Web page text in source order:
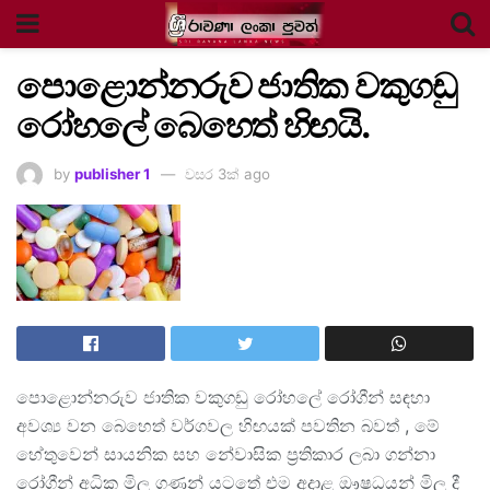
පොළොන්නරුව ජාතික වකුගඩු
රෝහලේ බෙහෙත් හිඟයි.
by publisher 1 වසර 3ක් ago
පොළොන්නරුව ජාතික වකුගඩු රෝහලේ රෝගීන් සඳහා
අවශ්‍ය වන බෙහෙත් වර්ගවල හිඟයක් පවතින බවත් , මේ
හේතුවෙන් සායනික සහ නේවාසික ප්‍රතිකාර ලබා ගන්නා
රෝගීන් අධික මිල ගණන් යටතේ එම අදාළ ඖෂධයන් මිල දී